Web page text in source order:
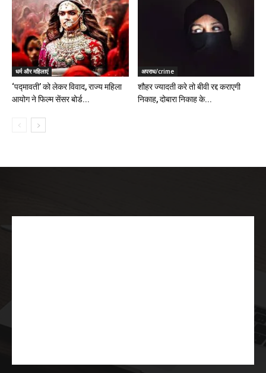
धर्म और महिलाएं
‘पद्मावती’ को लेकर विवाद, राज्य महिला
आयोग ने फिल्म सेंसर बोर्ड...
अपराध/crime
शौहर ज्यादती करे तो बीवी रद्द कराएगी
निकाह, दोबारा निकाह के...